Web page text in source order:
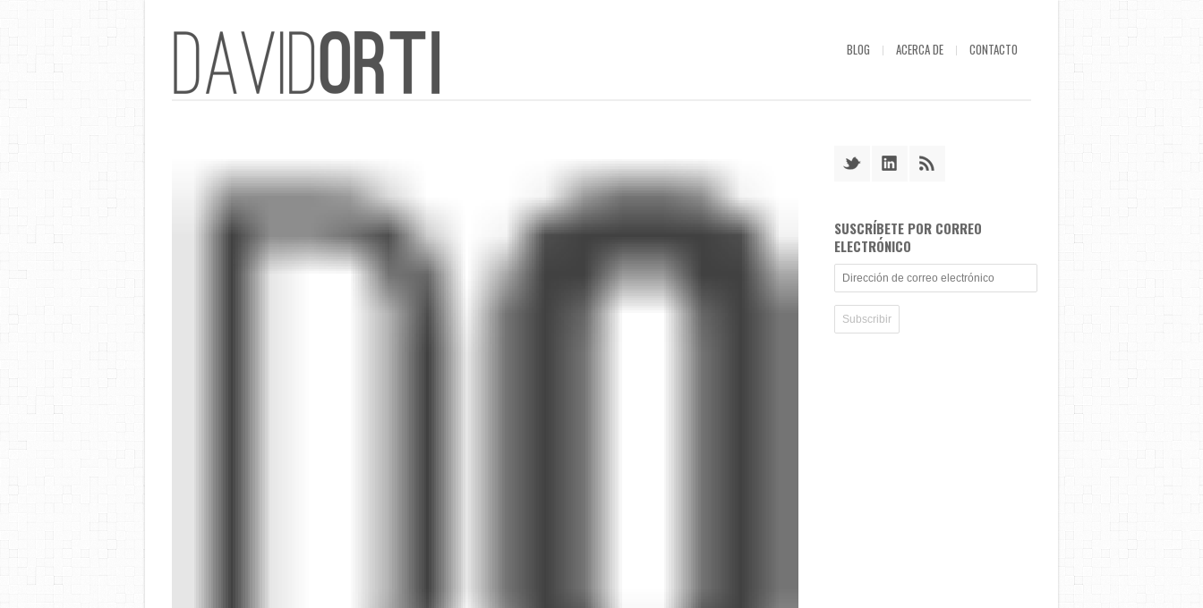
BLOG ACERCA DE CONTACTO
SUSCRÍBETE POR CORREO
ELECTRÓNICO
Dirección
electrónico